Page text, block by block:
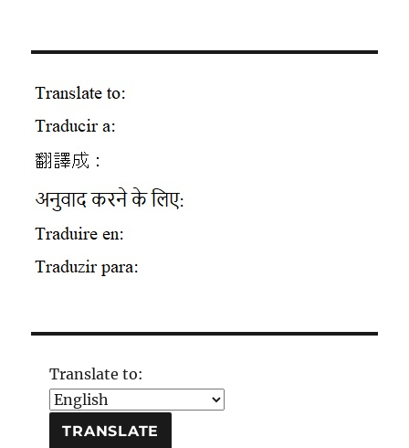
Translate to: